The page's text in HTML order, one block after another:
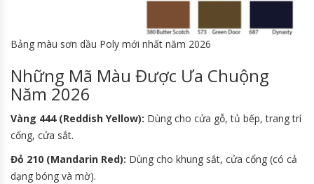
Bảng màu sơn dầu Poly mới nhất năm 2026
Những Mã Màu Được Ưa Chuộng
Năm 2026
Vàng 444 (Reddish Yellow): Dùng cho cửa gỗ, tủ bếp, trang trí
cổng, cửa sắt.
Đỏ 210 (Mandarin Red): Dùng cho khung sắt, cửa cổng (có cả
dạng bóng và mờ).